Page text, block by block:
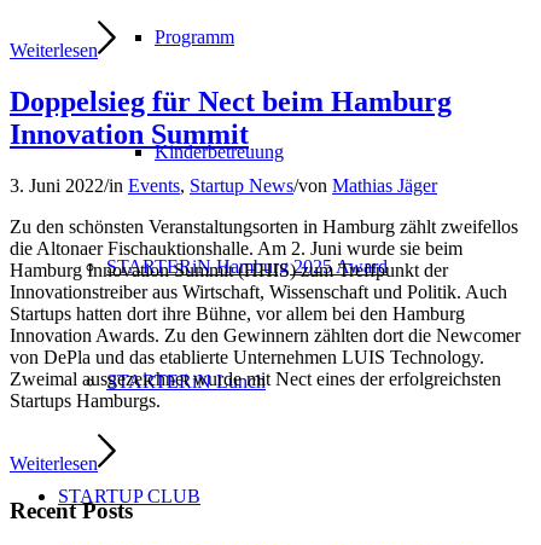
Programm
Kinderbetreuung
STARTERiN Hamburg 2025 Award
STARTERiN Lunch
STARTUP CLUB
Weiterlesen
Doppelsieg für Nect beim Hamburg
Innovation Summit
3. Juni 2022/in Events, Startup News/von Mathias Jäger
Zu den schönsten Veranstaltungsorten in Hamburg zählt zweifellos
die Altonaer Fischauktionshalle. Am 2. Juni wurde sie beim
Hamburg Innovation Summit (HHIS) zum Treffpunkt der
Innovationstreiber aus Wirtschaft, Wissenschaft und Politik. Auch
Startups hatten dort ihre Bühne, vor allem bei den Hamburg
Innovation Awards. Zu den Gewinnern zählten dort die Newcomer
von DePla und das etablierte Unternehmen LUIS Technology.
Zweimal ausgezeichnet wurde mit Nect eines der erfolgreichsten
Startups Hamburgs.
Weiterlesen
Recent Posts